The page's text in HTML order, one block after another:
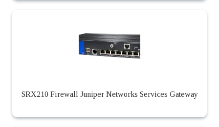
SRX210 Firewall Juniper Networks Services Gateway